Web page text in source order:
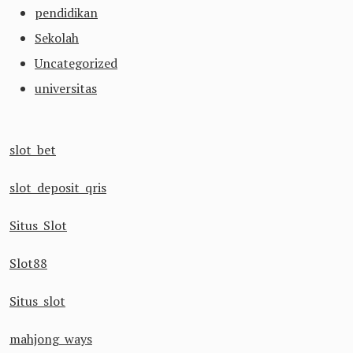
pendidikan
Sekolah
Uncategorized
universitas
slot bet
slot deposit qris
Situs Slot
Slot88
Situs slot
mahjong ways